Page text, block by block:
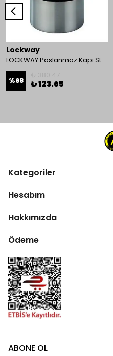
Lockway
LOCKWAY Paslanmaz Kapı Stoperi
%68 ₺ 123.65
Kategoriler
Hesabım
Hakkımızda
Ödeme
ABONE OL